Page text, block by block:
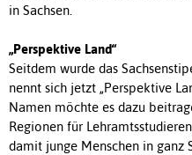
in Sachsen.
„Perspektive Land“
Seitdem wurde das
nennt sich jetzt „Perspektive
Namen möchte es dazu
Regionen für
damit junge Menschen in ganz